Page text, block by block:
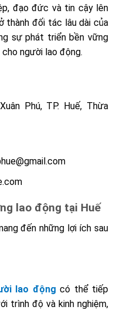
đạo đức và tin cậy lên
thành đối tác lâu dài của
sự phát triển bền vững
cho người lao động.
Phú, TP. Huế, Thừa
lao động tại Huế
đến những lợi ích sau
lao động có thể tiếp
trình độ và kinh nghiệm,